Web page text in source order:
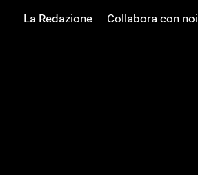
La Redazione
Collabora con noi